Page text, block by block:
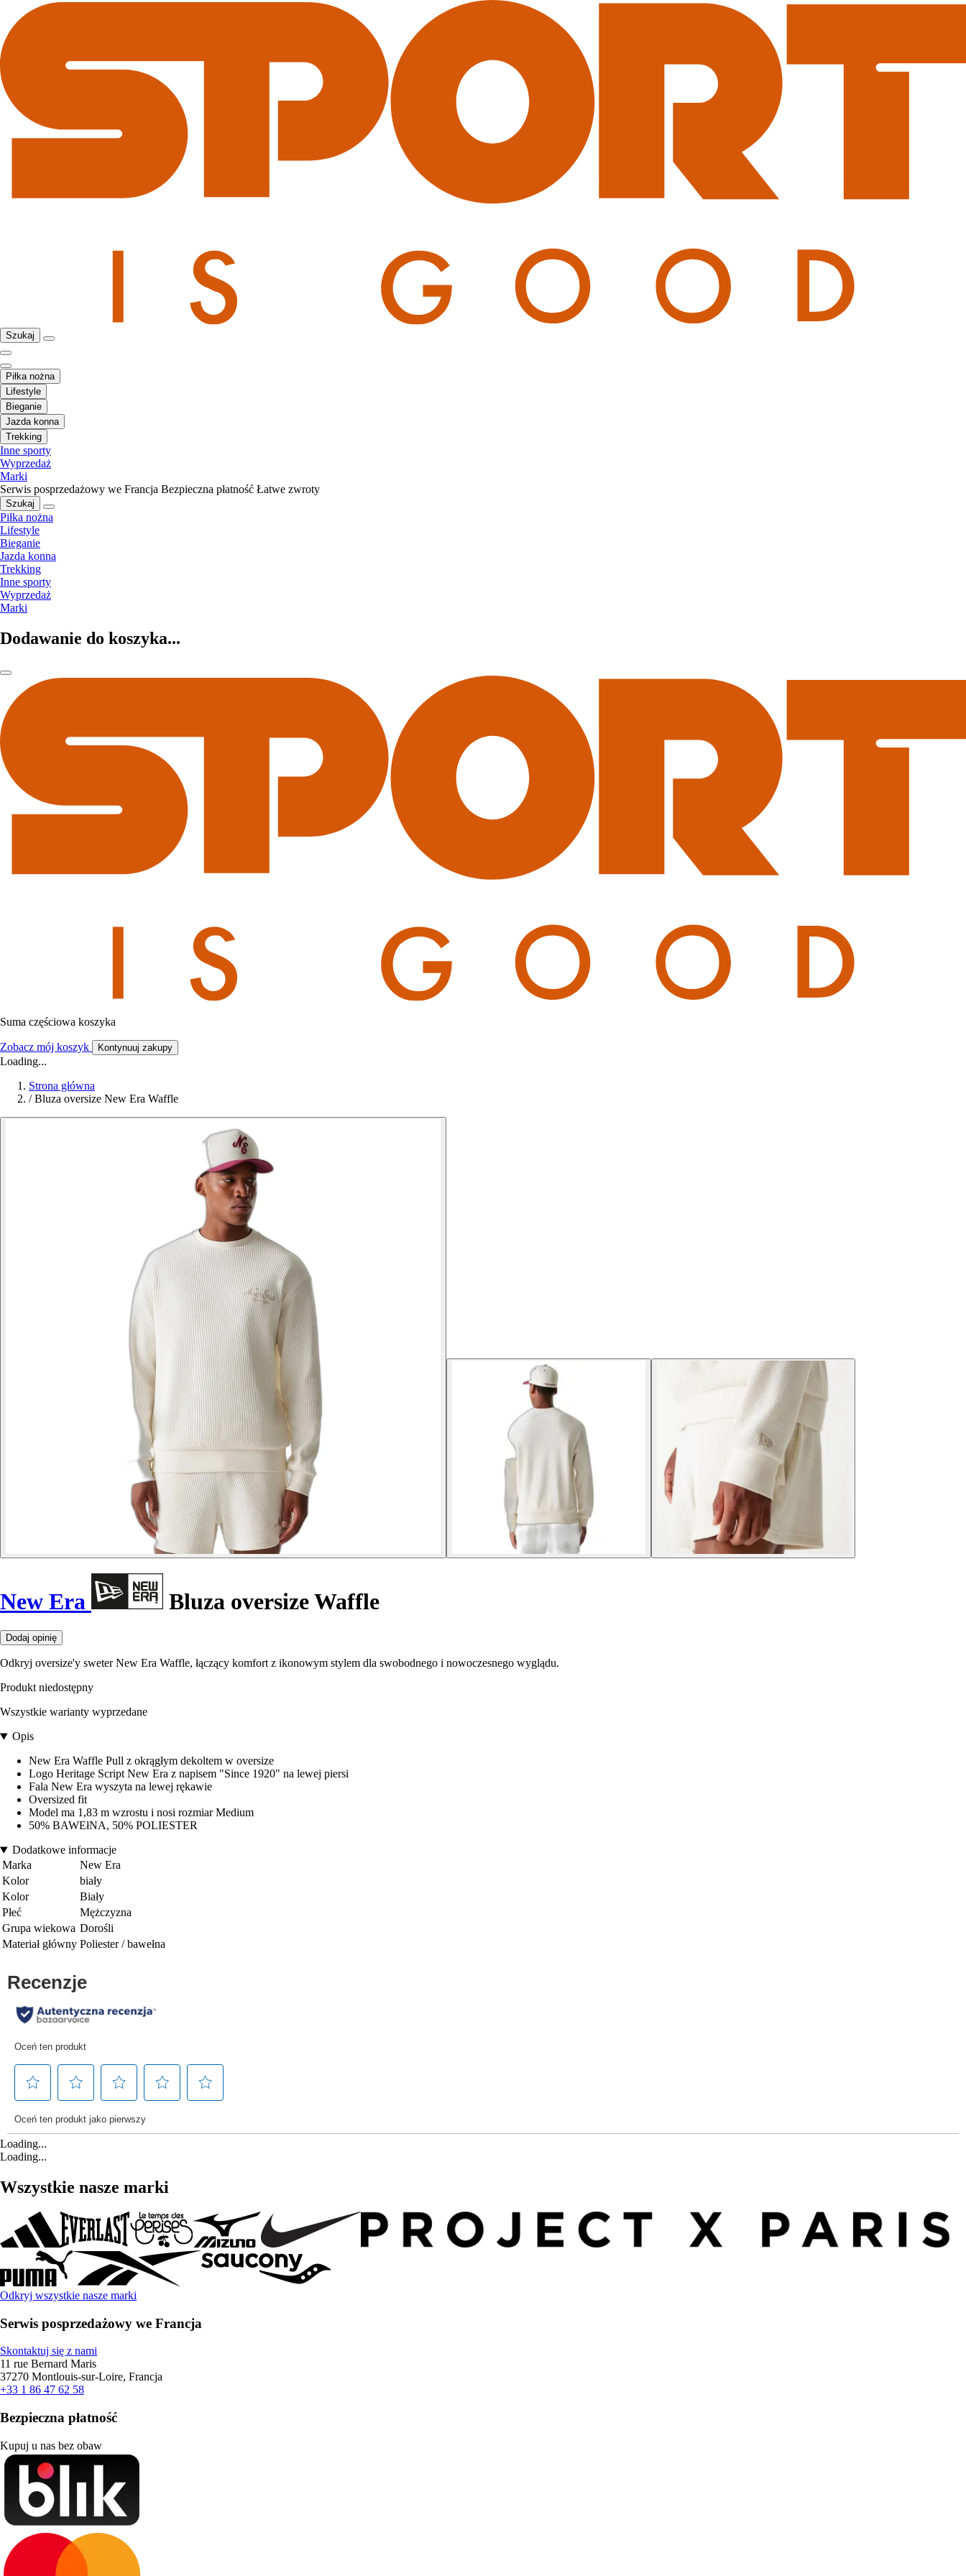
Szukaj
Piłka nożna
Lifestyle
Bieganie
Jazda konna
Trekking
Inne sporty
Wyprzedaż
Marki
Serwis posprzedażowy we Francja Bezpieczna płatność Łatwe zwroty
Szukaj
Piłka nożna
Lifestyle
Bieganie
Jazda konna
Trekking
Inne sporty
Wyprzedaż
Marki
Dodawanie do koszyka...
Suma częściowa koszyka
Zobacz mój koszyk Kontynuuj zakupy
Loading...
Strona główna
/ Bluza oversize New Era Waffle
New Era Bluza oversize Waffle
Dodaj opinię
Odkryj oversize'y sweter New Era Waffle, łączący komfort z ikonowym stylem dla swobodnego i nowoczesnego wyglądu.
Produkt niedostępny
Wszystkie warianty wyprzedane
Opis
New Era Waffle Pull z okrągłym dekoltem w oversize
Logo Heritage Script New Era z napisem "Since 1920" na lewej piersi
Fala New Era wyszyta na lewej rękawie
Oversized fit
Model ma 1,83 m wzrostu i nosi rozmiar Medium
50% BAWEłNA, 50% POLIESTER
Dodatkowe informacje
Marka
New Era
Kolor
biały
Kolor
Biały
Płeć
Mężczyzna
Grupa wiekowa Dorośli
Materiał główny Poliester / bawełna
Loading...
Loading...
Wszystkie nasze marki
Odkryj wszystkie nasze marki
Serwis posprzedażowy we Francja
Skontaktuj się z nami
11 rue Bernard Maris
37270 Montlouis-sur-Loire, Francja
+33 1 86 47 62 58
Bezpieczna płatność
Kupuj u nas bez obaw